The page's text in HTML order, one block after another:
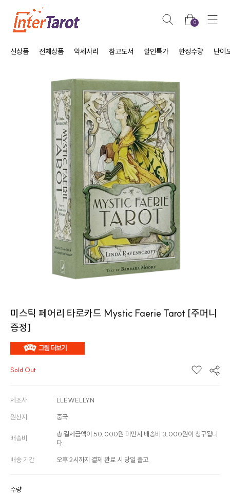
0
신상품 전체상품 악세사리 참고도서 할인특가 한정수량 난이
미스틱 페어리 타로카드 Mystic Faerie Tarot [주머니
증정]
Sold Out
제조사 LLEWELLYN
원산지 중국
배송비
총 결제금액이 50,000원 미만시 배송비 3,000원이 청구됩니
다.
배송 기간 오후 2시까지 결제 완료 시 당일 출고
수량